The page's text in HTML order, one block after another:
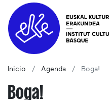
Inicio Agenda Boga!
Boga!